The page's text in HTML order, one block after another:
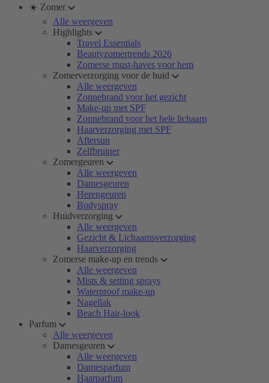
☀️ Zomer
Alle weergeven
Highlights
Travel Essentials
Beautyzomertrends 2026
Zomerse must-haves voor hem
Zomerverzorging voor de huid
Alle weergeven
Zonnebrand voor het gezicht
Make-up met SPF
Zonnebrand voor het hele lichaam
Haarverzorging met SPF
Aftersun
Zelfbruiner
Zomergeuren
Alle weergeven
Damesgeuren
Herengeuren
Bodyspray
Huidverzorging
Alle weergeven
Gezicht & Lichaamsverzorging
Haarverzorging
Zomerse make-up en trends
Alle weergeven
Mists & setting sprays
Waterproof make-up
Nagellak
Beach Hair-look
Parfum
Alle weergeven
Damesgeuren
Alle weergeven
Damesparfum
Haarparfum